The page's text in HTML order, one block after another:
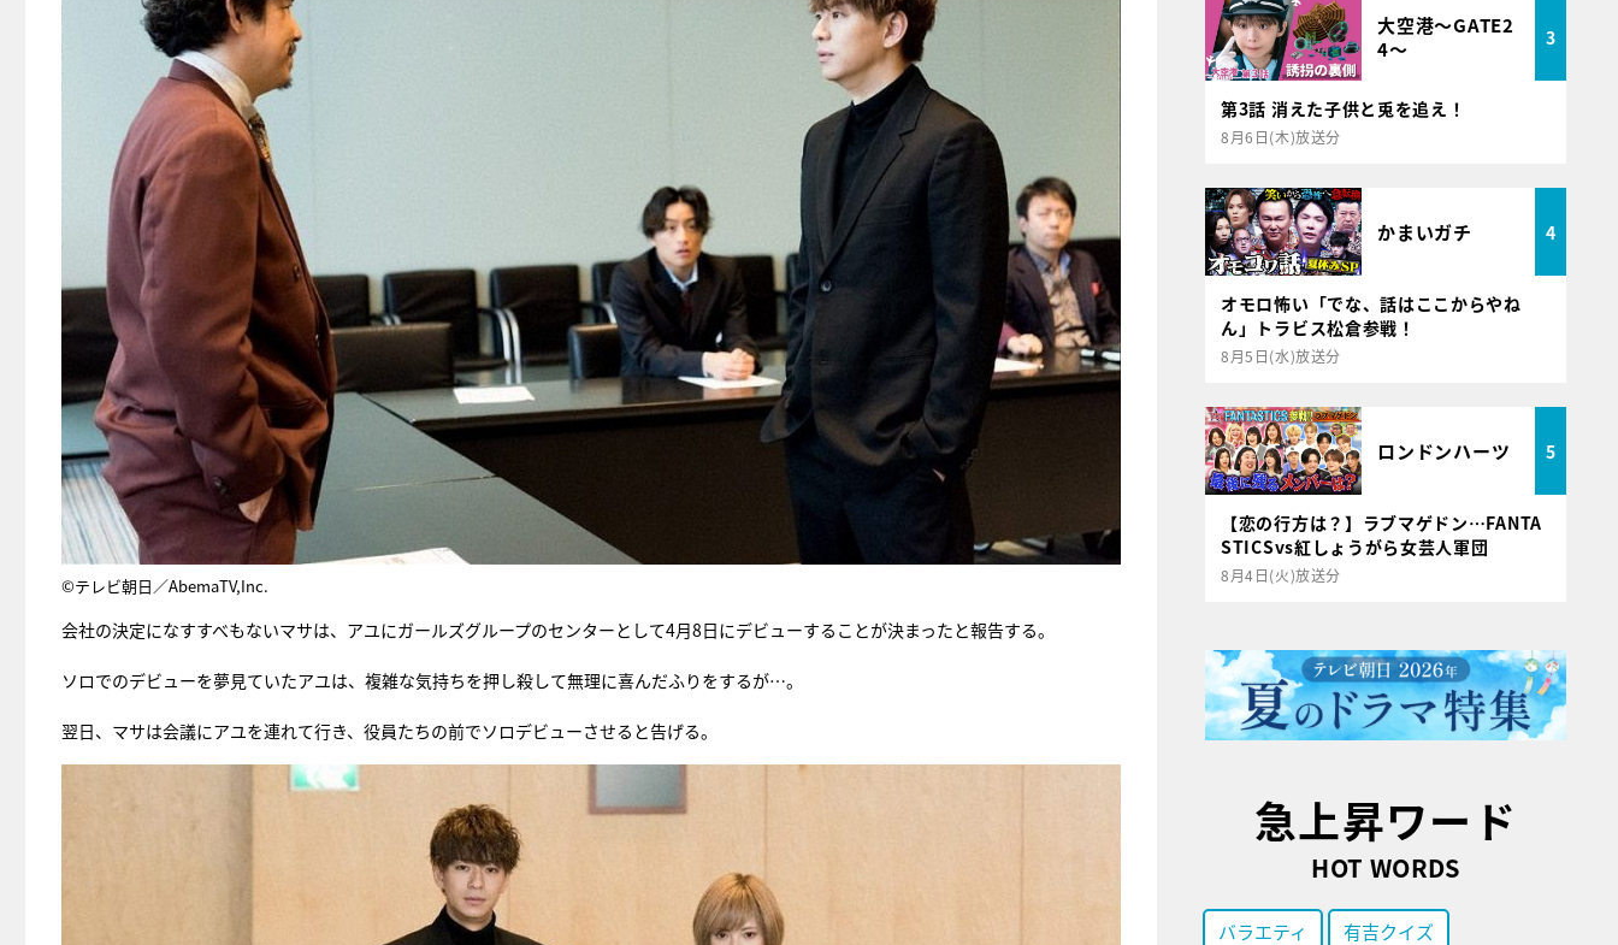
©テレビ朝日／AbemaTV,Inc.
会社の決定になすすべもないマサは、アユにガールズグループのセンターとして4月8日にデビューすることが決まったと報告する。
ソロでのデビューを夢見ていたアユは、複雑な気持ちを押し殺して無理に喜んだふりをするが…。
翌日、マサは会議にアユを連れて行き、役員たちの前でソロデビューさせると告げる。
大空港～GATE2
4～
3
第3話 消えた子供と兎を追え！
8月6日(木)放送分
かまいガチ 4
オモロ怖い「でな、話はここからやね
ん」トラビス松倉参戦！
8月5日(水)放送分
ロンドンハーツ 5
【恋の行方は？】ラブマゲドン…FANTA
STICSvs紅しょうがら女芸人軍団
8月4日(火)放送分
急上昇ワード
HOT WORDS
バラエティ 有吉クイズ